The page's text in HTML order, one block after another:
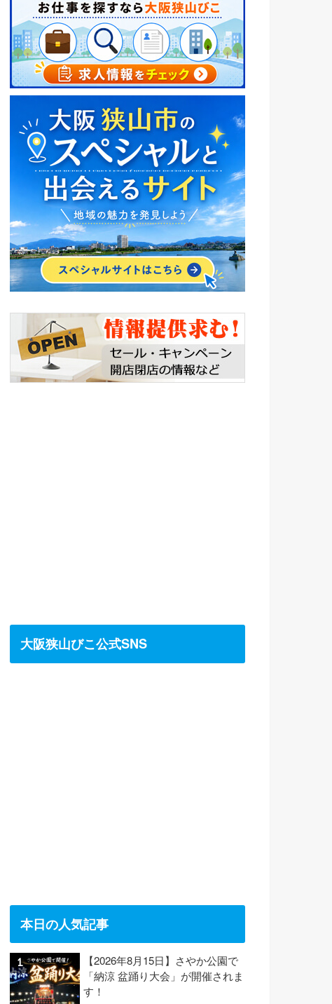
大阪狭山びこ公式SNS
本日の人気記事
【2026年8月15日】さやか公園で
「納涼 盆踊り大会」が開催されま
す！